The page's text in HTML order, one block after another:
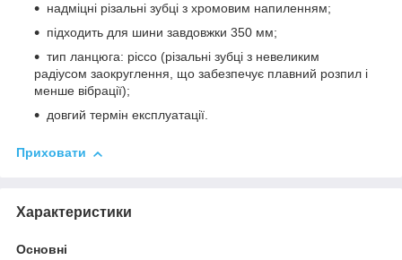
надміцні різальні зубці з хромовим напиленням;
підходить для шини завдовжки 350 мм;
тип ланцюга: picco (різальні зубці з невеликим
радіусом заокруглення, що забезпечує плавний розпил і
менше вібрації);
довгий термін експлуатації.
Приховати
Характеристики
Основні